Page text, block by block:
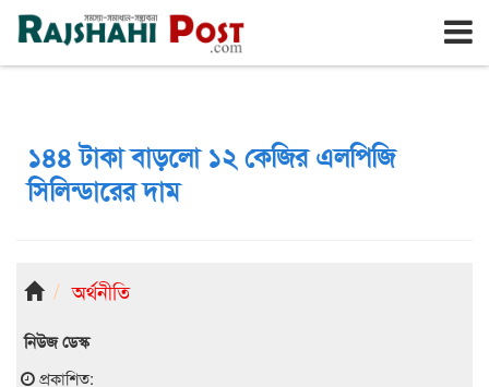
রাজশাহী রবিবার, ৯ই আগস্ট ২০২৬, ২৬শে শ্রাবণ ১৪৩৩
১৪৪ টাকা বাড়লো ১২ কেজির এলপিজি
সিলিন্ডারের দাম
অর্থনীতি
নিউজ ডেস্ক
প্রকাশিত: